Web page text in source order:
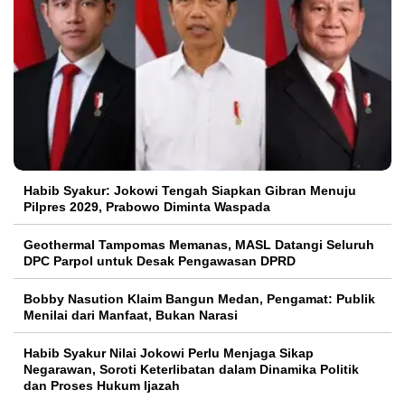
Habib Syakur: Jokowi Tengah Siapkan Gibran Menuju
Pilpres 2029, Prabowo Diminta Waspada
Geothermal Tampomas Memanas, MASL Datangi Seluruh
DPC Parpol untuk Desak Pengawasan DPRD
Bobby Nasution Klaim Bangun Medan, Pengamat: Publik
Menilai dari Manfaat, Bukan Narasi
Habib Syakur Nilai Jokowi Perlu Menjaga Sikap
Negarawan, Soroti Keterlibatan dalam Dinamika Politik
dan Proses Hukum Ijazah